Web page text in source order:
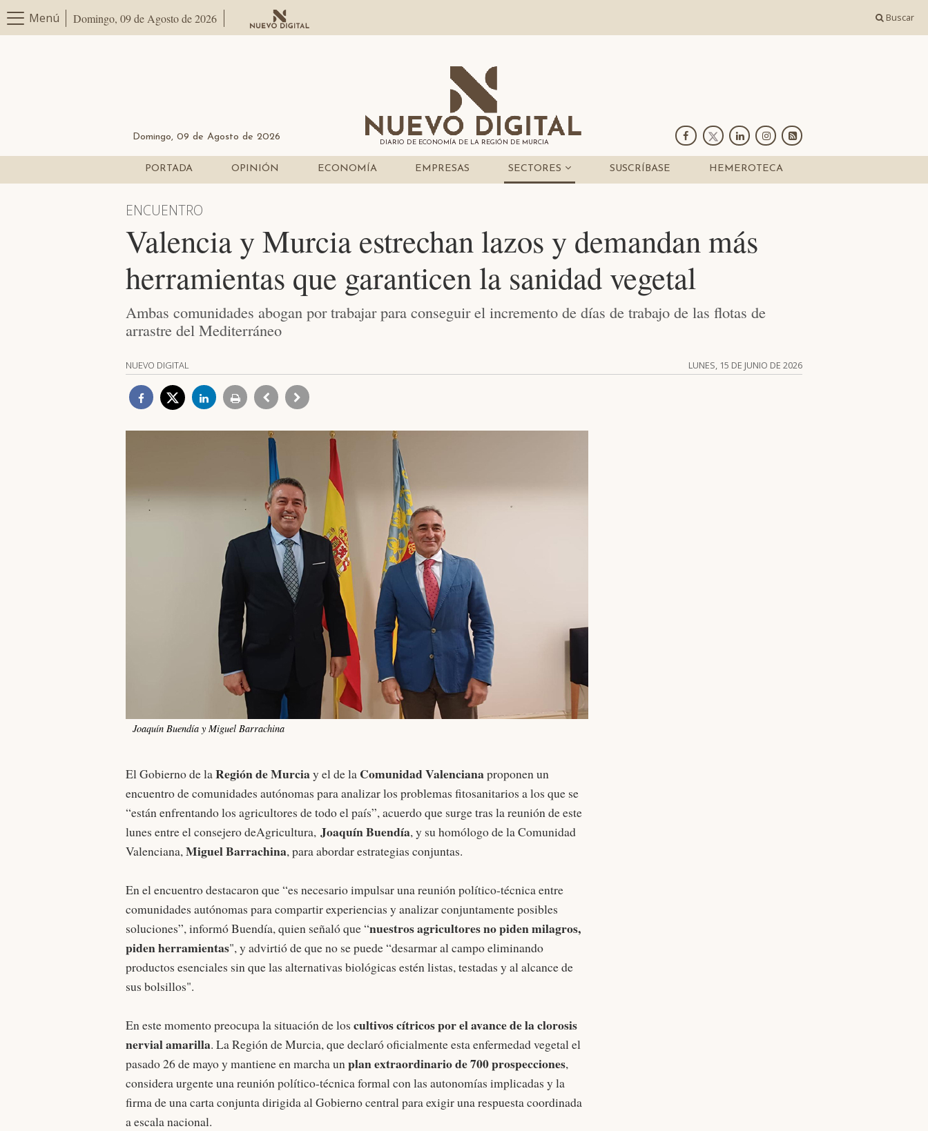
Menú Domingo, 09 de Agosto de 2026 Buscar
Domingo, 09 de Agosto de 2026
DIARIO DE ECONOMÍA DE LA REGIÓN DE MURCIA
PORTADA OPINIÓN ECONOMÍA EMPRESAS SECTORES SUSCRÍBASE HEMEROTECA
ENCUENTRO
Valencia y Murcia estrechan lazos y demandan más
herramientas que garanticen la sanidad vegetal
Ambas comunidades abogan por trabajar para conseguir el incremento de días de trabajo de las flotas de
arrastre del Mediterráneo
NUEVO DIGITAL LUNES, 15 DE JUNIO DE 2026
Joaquín Buendía y Miguel Barrachina
El Gobierno de laRegión de Murciay el de la Comunidad Valencianaproponen un
encuentro de comunidades autónomas para analizar los problemas fitosanitarios a los que se
“están enfrentando los agricultores de todo el país”, acuerdo que surge tras la reunión de este
lunes entre el consejero deAgricultura, Joaquín Buendía, y su homólogo de la Comunidad
Valenciana,Miguel Barrachina, para abordar estrategias conjuntas.
En el encuentro destacaron que “es necesario impulsar una reunión político-técnica entre
comunidades autónomas para compartir experiencias y analizar conjuntamente posibles
soluciones”, informó Buendía, quien señaló que “nuestros agricultores no piden milagros,
piden herramientas", y advirtió de que no se puede “desarmar al campo eliminando
productos esenciales sin que las alternativas biológicas estén listas, testadas y al alcance de
sus bolsillos".
En este momento preocupa la situación de los cultivos cítricos por el avance de la clorosis
nervial amarilla. La Región de Murcia, que declaró oficialmente esta enfermedad vegetal el
pasado 26 de mayo y mantiene en marcha unplan extraordinario de 700 prospecciones,
considera urgente una reunión político-técnica formal con las autonomías implicadas y la
firma de una carta conjunta dirigida al Gobierno central para exigir una respuesta coordinada
a escala nacional.